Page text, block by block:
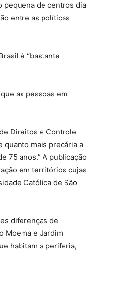
pequena de centros dia
entre as políticas
é “bastante
as pessoas em
Direitos e Controle
quanto mais precária a
75 anos.” A publicação
em territórios cujas
Católica de São
diferenças de
Moema e Jardim
habitam a periferia,